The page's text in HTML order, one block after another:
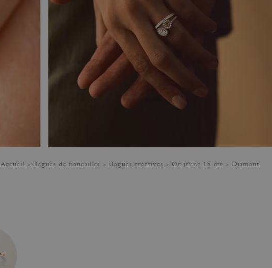
Accueil Bagues de fiançailles Bagues créatives Or jaune 18 cts Diamant